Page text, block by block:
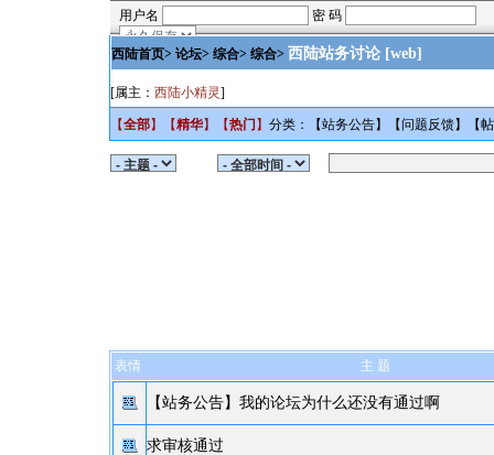
西陆首页>论坛>综合> 综合> 西陆站务讨论 [web]
[属主：西陆小精灵]
【全部】【精华】【热门 】分类：【站务公告】【问题反馈】【
表情 主 题
【站务公告】我的论坛为什么还没有通过啊
求审核通过